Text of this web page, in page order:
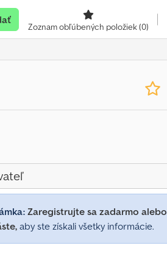
Zoznam obľúbených položiek(0)
Zaregistrujte sa zadarmo alebo
aby ste získali všetky informácie.